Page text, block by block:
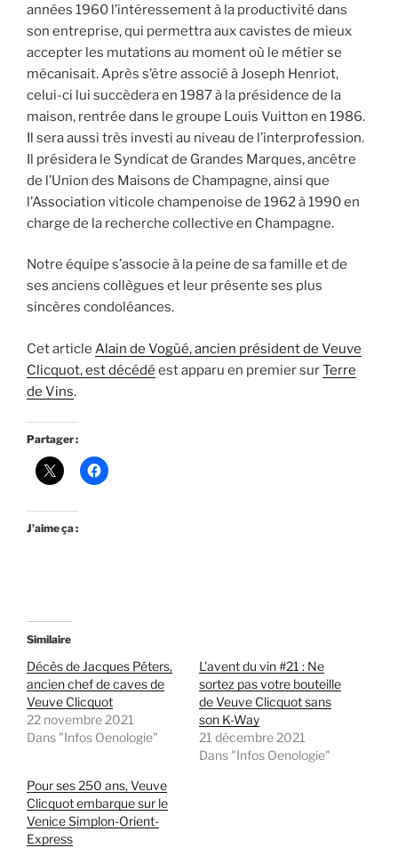
années 1960 l’intéressement à la productivité dans
son entreprise, qui permettra aux cavistes de mieux
accepter les mutations au moment où le métier se
mécanisait. Après s’être associé à Joseph Henriot,
celui-ci lui succèdera en 1987 à la présidence de la
maison, rentrée dans le groupe Louis Vuitton en 1986.
Il sera aussi très investi au niveau de l’interprofession.
Il présidera le Syndicat de Grandes Marques, ancêtre
de l’Union des Maisons de Champagne, ainsi que
l’Association viticole champenoise de 1962 à 1990 en
charge de la recherche collective en Champagne.
Notre équipe s’associe à la peine de sa famille et de
ses anciens collègues et leur présente ses plus
sincères condoléances.
Cet article Alain de Vogüé, ancien président de Veuve
Clicquot, est décédé est apparu en premier surTerre
de Vins.
Partager :
J’aime ça :
Similaire
Décès de Jacques Péters,
ancien chef de caves de
Veuve Clicquot
22 novembre 2021
Dans "Infos Oenologie"
L’avent du vin #21 : Ne
sortez pas votre bouteille
de Veuve Clicquot sans
son K-Way
21 décembre 2021
Dans "Infos Oenologie"
Pour ses 250 ans, Veuve
Clicquot embarque sur le
Venice Simplon-Orient-
Express